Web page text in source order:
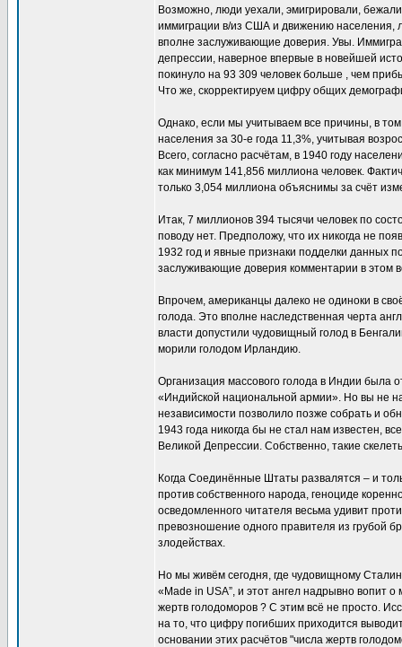
Возможно, люди уехали, эмигрировали,
иммиграции в/из США и движению населения,
вполне заслуживающие доверия. Увы.
депрессии, наверное впервые в новейшей
покинуло на 93 309 человек больше , чем
Что же, скорректируем цифру общих
Однако, если мы учитываем все причины, в
населения за 30-е года 11,3%, учитывая
Всего, согласно расчётам, в 1940 году
как минимум 141,856 миллиона человек.
только 3,054 миллиона объяснимы за счёт
Итак, 7 миллионов 394 тысячи человек по
поводу нет. Предположу, что их никогда не
1932 год и явные признаки подделки данных
заслуживающие доверия комментарии в этом
Впрочем, американцы далеко не одиноки в
голода. Это вполне наследственная черта
власти допустили чудовищный голод в
морили голодом Ирландию.
Организация массового голода в Индии была
«Индийской национальной армии». Но вы не
независимости позволило позже собрать и
1943 года никогда бы не стал нам известен,
Великой Депрессии. Собственно, такие
Когда Соединённые Штаты развалятся – и
против собственного народа, геноциде
осведомленного читателя весьма удивит
превозношение одного правителя из грубой
злодействах.
Но мы живём сегодня, где чудовищному
«Made in USA”, и этот ангел надрывно вопит
жертв голодоморов ? С этим всё не просто.
на то, что цифру погибших приходится
основании этих расчётов "числа жертв